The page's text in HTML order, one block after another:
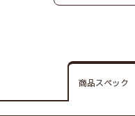
商品スペック